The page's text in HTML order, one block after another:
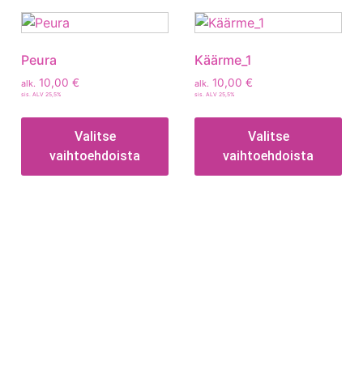
Peura
alk. 10,00 €
sis. ALV 25,5%
Valitse
vaihtoehdoista
Käärme_1
alk. 10,00 €
sis. ALV 25,5%
Valitse
vaihtoehdoista